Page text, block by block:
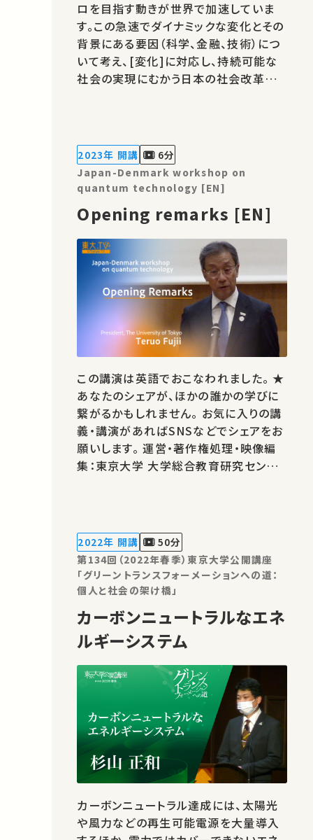
ロを目指す動きが世界で加速していま
す。この急速でダイナミックな変化とその
背景にある要因（科学、金融、技術）につ
いて考え、[変化]に対応し、持続可能な
社会の実現にむかう日本の社会改革の
SNSなどでシェアをお願いします。 運
営・著作権処理・映像編集：東京大学
大…
2023年 開講
6分
Japan-Denmark workshop on
quantum technology [EN]
Opening remarks [EN]
この講演は英語でおこなわれました。 ★
あなたのシェアが、ほかの誰かの学びに
繋がるかもしれません。 お気に入りの講
義・講演があればSNSなどでシェアをお
願いします。 運営・著作権処理・映像編
集：東京大学 大学総合教育研究センタ
2022年 開講
50分
第134回（2022年春季）東京大学公開講座
「グリーントランスフォーメーションへの道：
個人と社会の架け橋」
カーボンニュートラルなエネ
ルギーシステム
カーボンニュートラル達成には、太陽光
や風力などの再生可能電源を大量導入